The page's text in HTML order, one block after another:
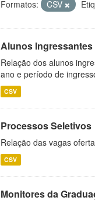
Formatos: CSV
Alunos Ingressantes
Relação dos alunos
ano e período de
CSV
Processos Seletivos
Relação das vagas
CSV
Monitores da